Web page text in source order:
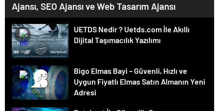
Ajansı, SEO Ajansı ve Web Tasarım Ajansı
UETDS Nedir ? Uetds.com İle Akıllı
Dijital Taşımacılık Yazılımı
Bigo Elmas Bayi – Güvenli, Hızlı ve
Uygun Fiyatlı Elmas Satın Almanın Yeni
Adresi